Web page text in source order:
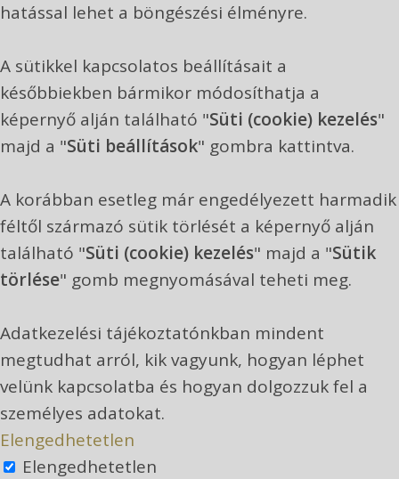
hatással lehet a böngészési élményre.
A sütikkel kapcsolatos beállításait a
későbbiekben bármikor módosíthatja a
képernyő alján található "Süti (cookie) kezelés"
majd a "Süti beállítások" gombra kattintva.
A korábban esetleg már engedélyezett harmadik
féltől származó sütik törlését a képernyő alján
található "Süti (cookie) kezelés" majd a "Sütik
törlése" gomb megnyomásával teheti meg.
Adatkezelési tájékoztatónkban mindent
megtudhat arról, kik vagyunk, hogyan léphet
velünk kapcsolatba és hogyan dolgozzuk fel a
személyes adatokat.
Elengedhetetlen
Elengedhetetlen